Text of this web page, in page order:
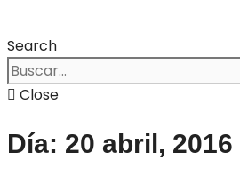
Search
Close
Día: 20 abril, 2016